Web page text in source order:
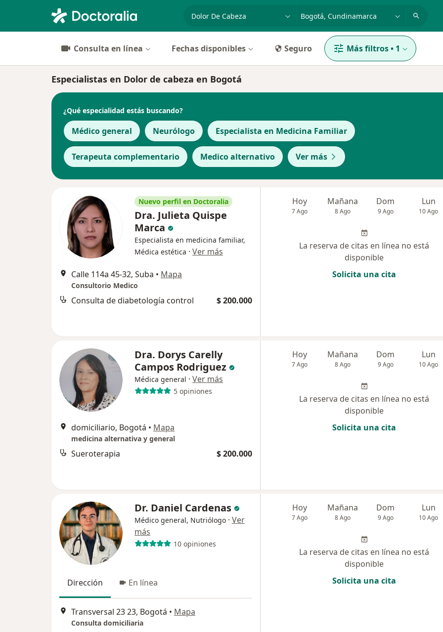
especialidad, enfermedad o nombre
p. ej. Bogotá
Consulta en línea Fechas disponibles Seguro Más filtros• 1
Especialistas en Dolor de cabeza en Bogotá
¿Qué especialidad estás buscando?
Médico general Neurólogo Especialista en Medicina Familiar
Terapeuta complementario Medico alternativo Ver más
Nuevo perfil en Doctoralia
Dra. Julieta Quispe
Marca
Especialista en medicina familiar,
Médica estética · Ver más
Calle 114a 45-32, Suba • Mapa
Consultorio Medico
Consulta de diabetología control $ 200.000
Hoy
7 Ago
Mañana
8 Ago
Dom
9 Ago
Lun
10 Ago
La reserva de citas en línea no está
disponible
Solicita una cita
Dra. Dorys Carelly
Campos Rodriguez
Médica general · Ver más
5 opiniones
domiciliario, Bogotá • Mapa
medicina alternativa y general
Sueroterapia $ 200.000
Hoy
7 Ago
Mañana
8 Ago
Dom
9 Ago
Lun
10 Ago
La reserva de citas en línea no está
disponible
Solicita una cita
Dr. Daniel Cardenas
Médico general, Nutriólogo · Ver
más
10 opiniones
Dirección En línea
Transversal 23 23, Bogotá • Mapa
Consulta domiciliaria
Hoy
7 Ago
Mañana
8 Ago
Dom
9 Ago
Lun
10 Ago
La reserva de citas en línea no está
disponible
Solicita una cita